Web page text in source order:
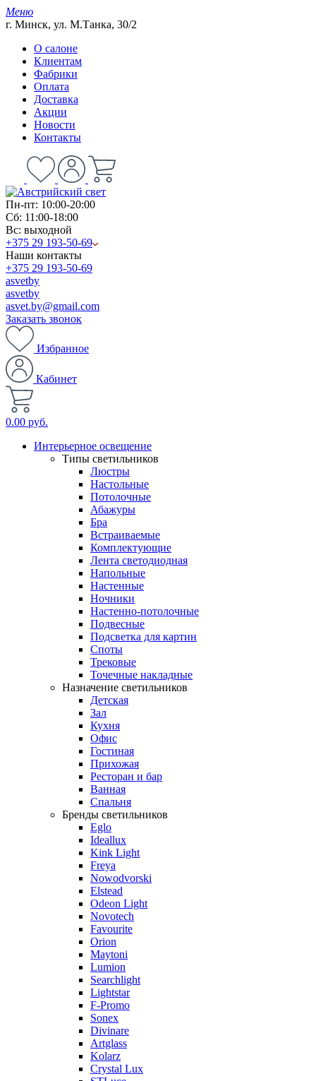
Меню
г. Минск, ул. М.Танка, 30/2
О салоне
Клиентам
Фабрики
Оплата
Доставка
Акции
Новости
Контакты
Пн-пт: 10:00-20:00
Сб: 11:00-18:00
Вс: выходной
+375 29 193-50-69
Наши контакты
+375 29 193-50-69
asvetby
asvetby
asvet.by@gmail.com
Заказать звонок
Избранное
Кабинет
0.00 руб.
Интерьерное освещение
Типы светильников
Люстры
Настольные
Потолочные
Абажуры
Бра
Встраиваемые
Комплектующие
Лента светодиодная
Напольные
Настенные
Ночники
Настенно-потолочные
Подвесные
Подсветка для картин
Споты
Трековые
Точечные накладные
Назначение светильников
Детская
Зал
Кухня
Офис
Гостиная
Прихожая
Ресторан и бар
Ванная
Спальня
Бренды светильников
Eglo
Ideallux
Kink Light
Freya
Nowodvorski
Elstead
Odeon Light
Novotech
Favourite
Orion
Maytoni
Lumion
Searchlight
Lightstar
F-Promo
Sonex
Divinare
Artglass
Kolarz
Crystal Lux